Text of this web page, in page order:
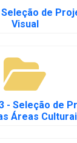
Seleção de
Visual
- Seleção de
Áreas